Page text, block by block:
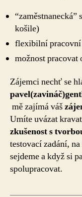
košile)
flexibilní pracovní
možnost
Zájemci nechť se
mě zajímá váš
Umíte uvázat
zkušenost s
testovací zadání,
sejdeme a když si
spolupracovat.